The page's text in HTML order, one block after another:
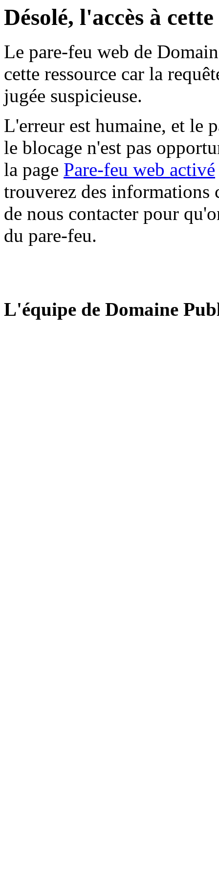
Désolé, l'accès à
Le pare-feu web de
cette ressource car la
jugée suspicieuse.
L'erreur est humaine, et le
le blocage n'est pas
la page Pare-feu web activé
trouverez des informations
de nous contacter pour
du pare-feu.
L'équipe de Domaine